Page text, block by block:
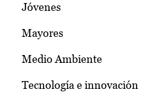
Jóvenes
Mayores
Medio Ambiente
Tecnología e innovación